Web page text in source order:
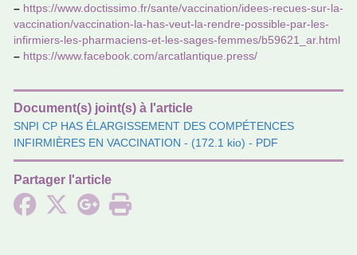
– https://www.doc­tis­simo.fr/sante/vac­ci­na­tion/idees-recues-sur-la-
vac­ci­na­tion/vac­ci­na­tion-la-has-veut-la-rendre-pos­si­ble-par-les-
infir­miers-les-phar­ma­ciens-et-les-sages-femmes/b59621_ar.html
– https://www.face­book.com/arcat­lan­ti­que.press/
Document(s) joint(s) à l'article
SNPI CP HAS ÉLARGISSEMENT DES COMPÉTENCES
INFIRMIÈRES EN VACCINATION - (172.1 kio) - PDF
Partager l'article